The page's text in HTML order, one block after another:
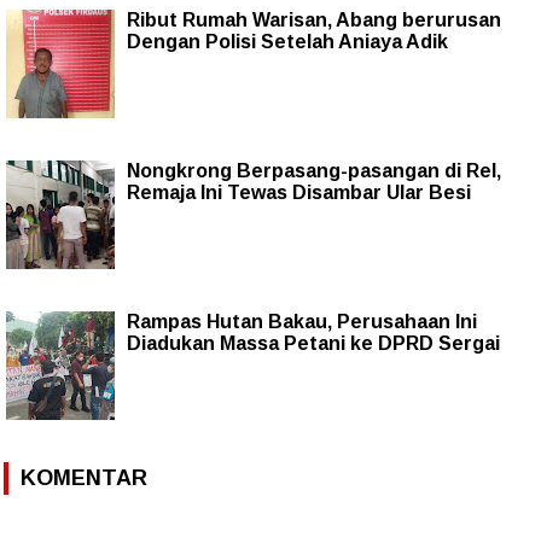
Ribut Rumah Warisan, Abang berurusan
Dengan Polisi Setelah Aniaya Adik
Nongkrong Berpasang-pasangan di Rel,
Remaja Ini Tewas Disambar Ular Besi
Rampas Hutan Bakau, Perusahaan Ini
Diadukan Massa Petani ke DPRD Sergai
KOMENTAR